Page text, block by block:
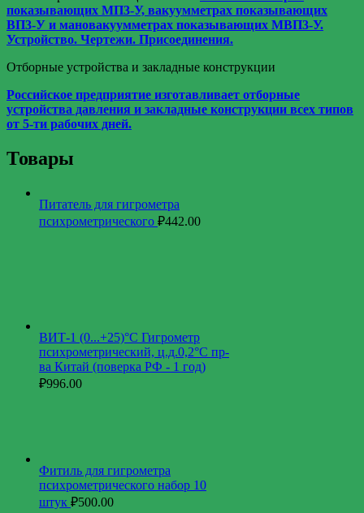
показывающих МП3-У, вакуумметрах показывающих
ВП3-У и мановакуумметрах показывающих МВП3-У.
Устройство. Чертежи. Присоединения.
Отборные устройства и закладные конструкции
Российское предприятие изготавливает отборные
устройства давления и закладные конструкции всех типов
от 5-ти рабочих дней.
Товары
Питатель для гигрометра
психрометрического ₽442.00
ВИТ-1 (0...+25)°С Гигрометр
психрометрический, ц.д.0,2°С пр-
ва Китай (поверка РФ - 1 год)
₽996.00
Фитиль для гигрометра
психрометрического набор 10
штук ₽500.00